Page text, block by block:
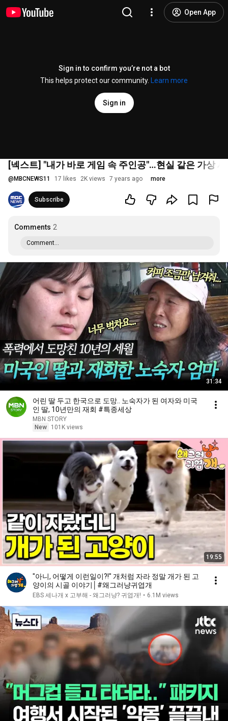
Open App
Sign in to confirm you’re not a bot
This helps protect our community.
Learn more
Sign in
[넥스트] "내가 바로 게임 속 주인공"…현실 같은 가상
@ MBCNEWS11 17 likes 2K views 7 years ago more
Subscribe
Comments 2
Comment...
31:34
어린 딸 두고 한국으로 도망.. 노숙자가 된 여자와 미국
인 딸, 10년만의 재회 #특종세상
MBN STORY
New
101K views
19:55
"아니, 어떻게 이런일이?!" 개처럼 자라 정말 개가 된 고
양이의 시골 이야기│#왜그러냥귀엽개
EBS 세나개 x 고부해 - 왜그러냥? 귀엽개! • 6.1M views